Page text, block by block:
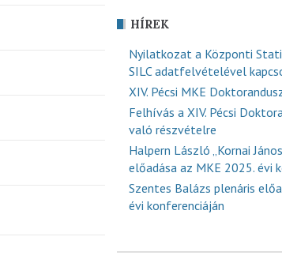
HÍREK
Nyilatkozat a Központi
SILC adatfelvételével
XIV. Pécsi MKE
Felhívás a XIV. Pécsi
való részvételre
Halpern László „Kornai
előadása az MKE 2025. évi
Szentes Balázs plenáris
évi konferenciáján